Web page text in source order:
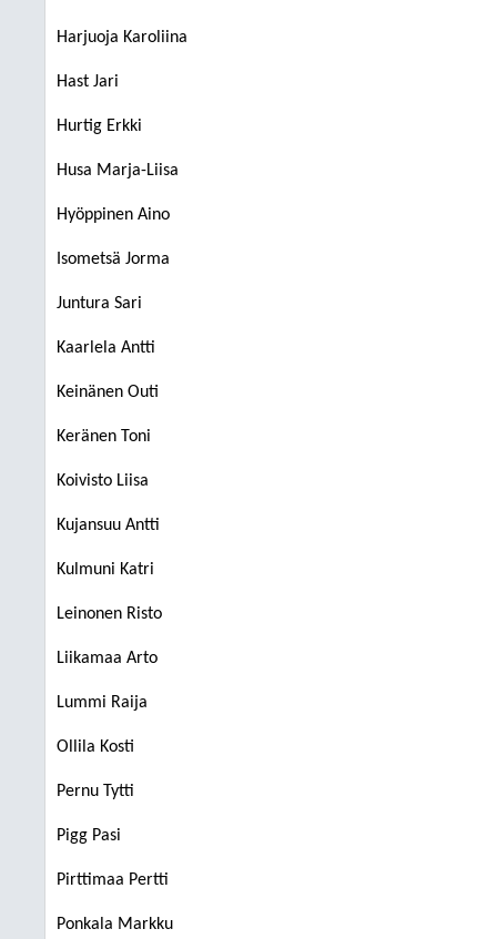
Harjuoja Karoliina
Hast Jari
Hurtig Erkki
Husa Marja-Liisa
Hyöppinen Aino
Isometsä Jorma
Juntura Sari
Kaarlela Antti
Keinänen Outi
Keränen Toni
Koivisto Liisa
Kujansuu Antti
Kulmuni Katri
Leinonen Risto
Liikamaa Arto
Lummi Raija
Ollila Kosti
Pernu Tytti
Pigg Pasi
Pirttimaa Pertti
Ponkala Markku